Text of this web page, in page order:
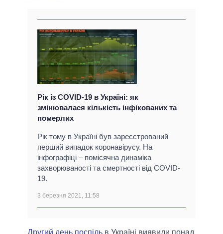
Рік із COVID-19 в Україні: як
змінювалася кількість інфікованих та
померлих
Рік тому в Україні був зареєстрований
перший випадок коронавірусу. На
інфографіці – помісячна динаміка
захворюваності та смертності від COVID-
19.
3 березня 2021, 11:58